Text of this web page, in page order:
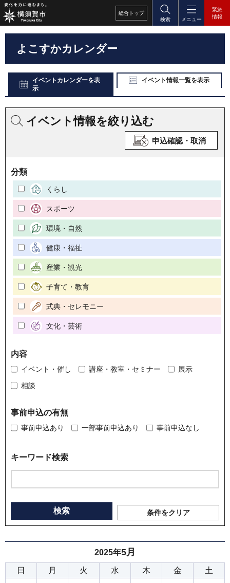
総合 トップ
検索
メニュー
緊急
情報
よこすかカレンダー
イベントカレンダーを表
示
イベント情報一覧を表示
イベント情報を絞り込む
申込確認・取消
分類
くらし
スポーツ
環境・自然
健康・福祉
産業・観光
子育て・教育
式典・セレモニー
文化・芸術
内容
イベント・催し 講座・教室・セミナー
展示
相談
事前申込の有無
事前申込あり 一部事前申込あり 事前申込なし
キーワード検索
条件をクリア
2025年5月
日 月 火 水 木 金 土